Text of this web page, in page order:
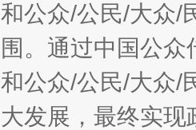
和公众/公民/大众
。通过中国公
公众/公民/大众
发展，最终实